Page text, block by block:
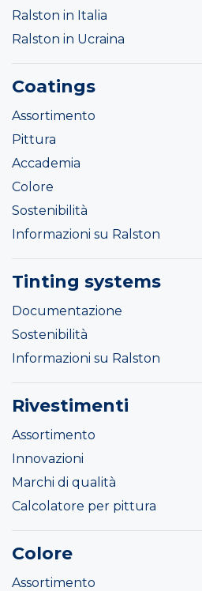
Ralston in Italia
Ralston in Ucraina
Coatings
Assortimento
Pittura
Accademia
Colore
Sostenibilità
Informazioni su Ralston
Tinting systems
Documentazione
Sostenibilità
Informazioni su Ralston
Rivestimenti
Assortimento
Innovazioni
Marchi di qualità
Calcolatore per pittura
Colore
Assortimento